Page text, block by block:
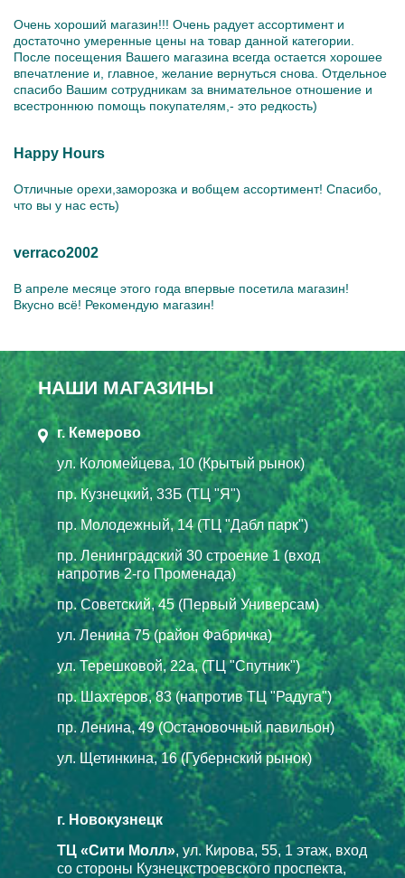
Очень хороший магазин!!! Очень радует ассортимент и
достаточно умеренные цены на товар данной категории.
После посещения Вашего магазина всегда остается хорошее
впечатление и, главное, желание вернуться снова. Отдельное
спасибо Вашим сотрудникам за внимательное отношение и
всестроннюю помощь покупателям,- это редкость)
Happy Hours
Отличные орехи,заморозка и вобщем ассортимент! Спасибо,
что вы у нас есть)
verraco2002
В апреле месяце этого года впервые посетила магазин!
Вкусно всё! Рекомендую магазин!
НАШИ МАГАЗИНЫ
г. Кемерово
ул. Коломейцева, 10 (Крытый рынок)
пр. Кузнецкий, 33Б (ТЦ "Я")
пр. Молодежный, 14 (ТЦ "Дабл парк")
пр. Ленинградский 30 строение 1 (вход
напротив 2-го Променада)
пр. Советский, 45 (Первый Универсам)
ул. Ленина 75 (район Фабричка)
ул. Терешковой, 22а, (ТЦ "Спутник")
пр. Шахтеров, 83 (напротив ТЦ "Радуга")
пр. Ленина, 49 (Остановочный павильон)
ул. Щетинкина, 16 (Губернский рынок)
г. Новокузнецк
ТЦ «Сити Молл», ул. Кирова, 55, 1 этаж, вход
со стороны Кузнецкстроевского проспекта,